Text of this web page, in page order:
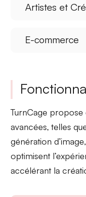
Artistes et
E-commerce
TurnCage propose
avancées, telles
génération d’image
optimisent
accélérant la